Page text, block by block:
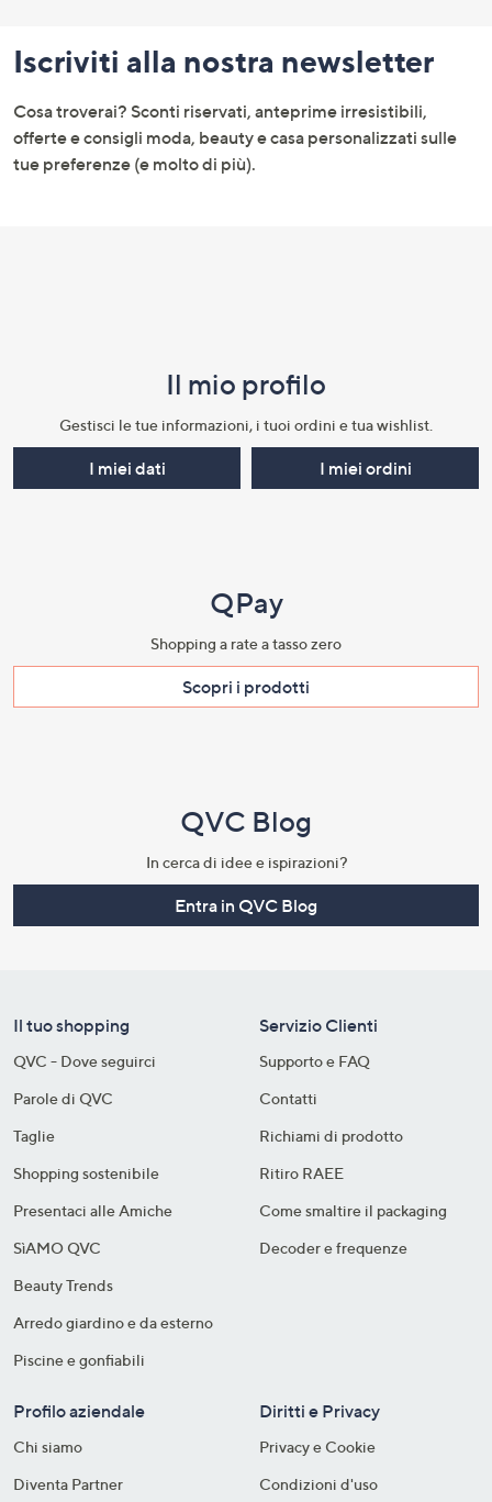
menu
e
informazioni
Iscriviti alla nostra newsletter
Cosa troverai? Sconti riservati, anteprime irresistibili,
offerte e consigli moda, beauty e casa personalizzati sulle
tue preferenze (e molto di più).
Il mio profilo​
Gestisci le tue informazioni, i tuoi ordini e tua wishlist.​
I miei dati I miei ordini
QPay
Shopping a rate a tasso zero​
Scopri i prodotti​
QVC Blog
In cerca di idee e ispirazioni?
Entra in QVC Blog
Il tuo shopping
QVC - Dove seguirci
Parole di QVC
Taglie
Shopping sostenibile​
Presentaci alle Amiche
SìAMO QVC
Beauty Trends
Arredo giardino e da esterno
Piscine e gonfiabili
Servizio Clienti
Supporto e FAQ
Contatti
Richiami di prodotto
Ritiro RAEE
Come smaltire il packaging​
Decoder e frequenze​
Profilo aziendale
Chi siamo
Diventa Partner
Diritti e Privacy
Privacy e Cookie
Condizioni d'uso